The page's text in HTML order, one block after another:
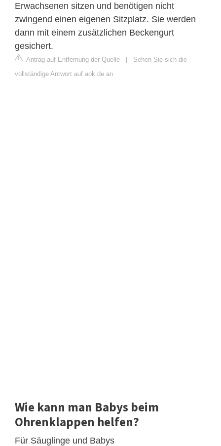
Erwachsenen sitzen und benötigen nicht
zwingend einen eigenen Sitzplatz. Sie werden
dann mit einem zusätzlichen Beckengurt
gesichert.
Antrag auf Entfernung der Quelle | Sehen Sie sich die
vollständige Antwort auf aok.de an
Wie kann man Babys beim
Ohrenklappen helfen?
Für Säuglinge und Babys